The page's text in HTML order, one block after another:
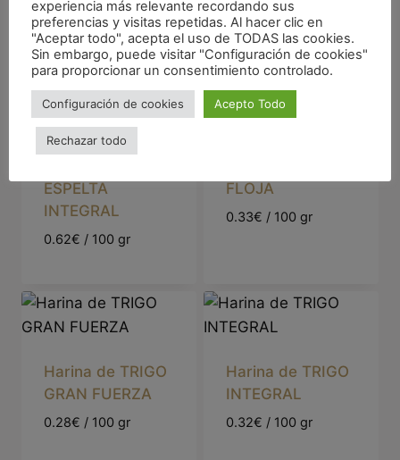
INTEGRAL ECO
0.3€ / 100 gr
ECO
0.58€ / 100 gr
ESPELTA
INTEGRAL
0.62€ / 100 gr
Sin existencias
FLOJA
0.33€ / 100 gr
Harina de TRIGO
GRAN FUERZA
0.28€ / 100 gr
Harina de TRIGO
INTEGRAL
0.32€ / 100 gr
experiencia más relevante recordando sus
preferencias y visitas repetidas. Al hacer clic en
"Aceptar todo", acepta el uso de TODAS las cookies.
Sin embargo, puede visitar "Configuración de cookies"
para proporcionar un consentimiento controlado.
Configuración de cookies Acepto Todo
Rechazar todo